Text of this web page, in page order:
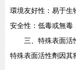
環境友好性：易于生
安全性：低毒或無毒
三、特殊表面活
特殊表面活性劑因其